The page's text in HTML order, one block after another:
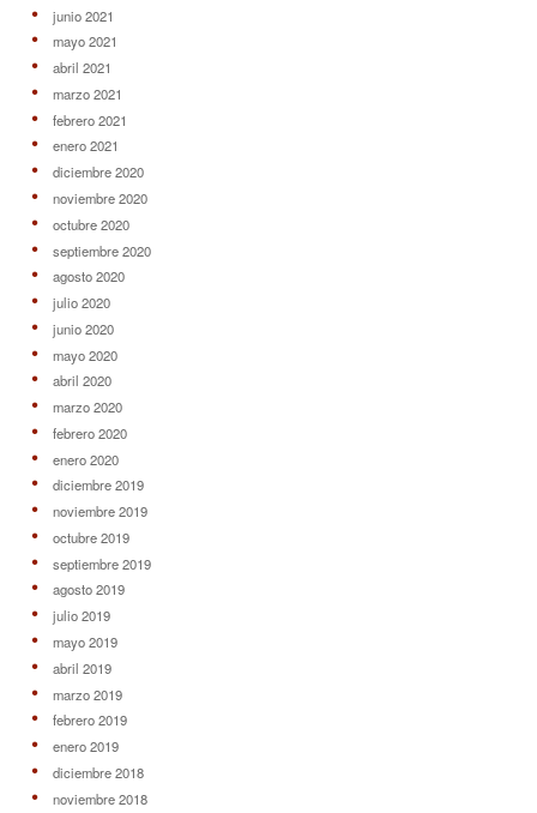
junio 2021
mayo 2021
abril 2021
marzo 2021
febrero 2021
enero 2021
diciembre 2020
noviembre 2020
octubre 2020
septiembre 2020
agosto 2020
julio 2020
junio 2020
mayo 2020
abril 2020
marzo 2020
febrero 2020
enero 2020
diciembre 2019
noviembre 2019
octubre 2019
septiembre 2019
agosto 2019
julio 2019
mayo 2019
abril 2019
marzo 2019
febrero 2019
enero 2019
diciembre 2018
noviembre 2018